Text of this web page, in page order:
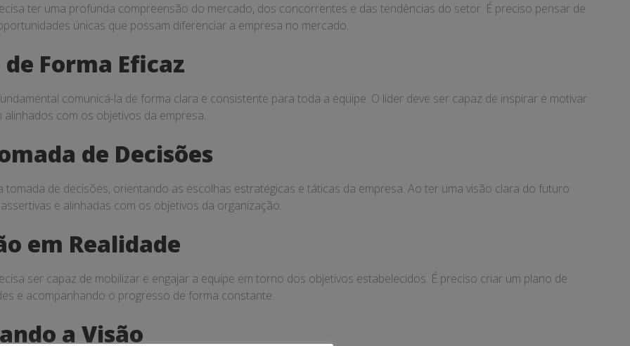
ter uma profunda compreensão do mercado, dos concorrentes e das tendências do setor. É preciso pensar de
únicas que possam diferenciar a empresa no mercado.
Forma Eficaz
comunicá-la de forma clara e consistente para toda a equipe. O líder deve ser capaz de inspirar e motivar
com os objetivos da empresa.
de Decisões
tomada de decisões, orientando as escolhas estratégicas e táticas da empresa. Ao ter uma visão clara do futuro
e alinhadas com os objetivos da organização.
em Realidade
ser capaz de mobilizar e engajar a equipe em torno dos objetivos estabelecidos. É preciso criar um plano de
e acompanhando o progresso de forma constante.
a Visão